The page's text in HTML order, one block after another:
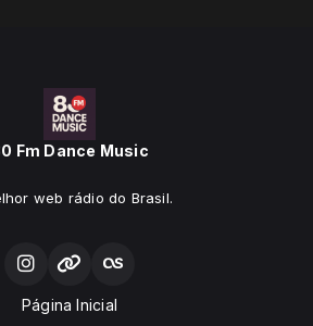
Fm Dance Music
web rádio do Brasil.
Página Inicial